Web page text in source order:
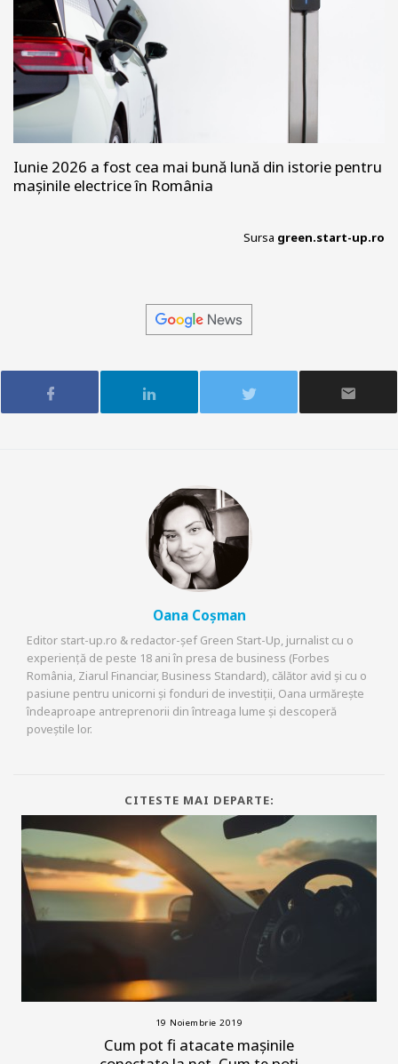
Iunie 2026 a fost cea mai bună lună din istorie pentru
mașinile electrice în România
Sursa green.start-up.ro
Oana Coșman
Editor start-up.ro & redactor-șef Green Start-Up, jurnalist cu o
experiență de peste 18 ani în presa de business (Forbes
România, Ziarul Financiar, Business Standard), călător avid și cu o
pasiune pentru unicorni și fonduri de investiții, Oana urmărește
îndeaproape antreprenorii din întreaga lume și descoperă
poveștile lor.
CITESTE MAI DEPARTE:
19 Noiembrie 2019
Cum pot fi atacate mașinile